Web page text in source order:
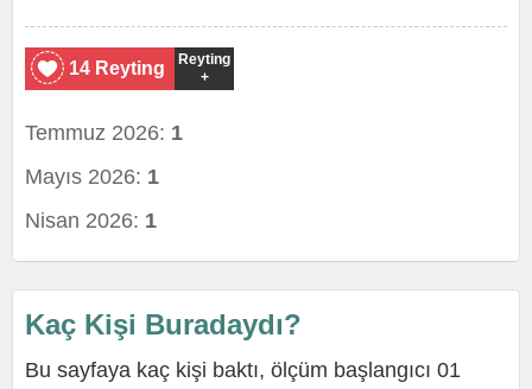
14 Reyting
Reyting
+
Temmuz 2026: 1
Mayıs 2026: 1
Nisan 2026: 1
Kaç Kişi Buradaydı?
Bu sayfaya kaç kişi baktı, ölçüm başlangıcı 01